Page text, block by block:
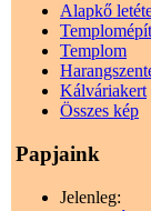
Alapkő
Templom
Kálváriakert
Összes kép
Papjaink
Jelenleg: